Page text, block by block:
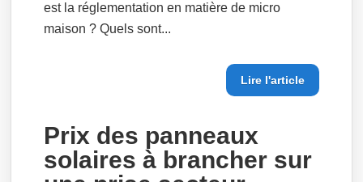
est la réglementation en matière de micro
maison ? Quels sont...
Lire l'article
Prix des panneaux
solaires à brancher sur